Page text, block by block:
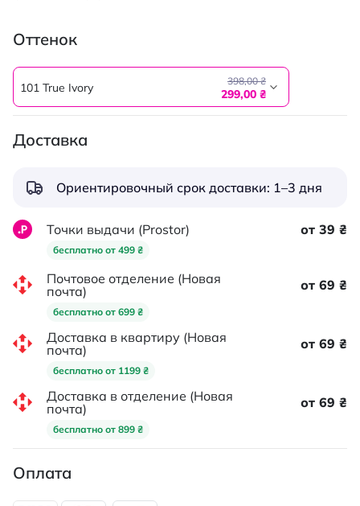
Оттенок
101 True Ivory 398,00 ₴
299,00 ₴
Доставка
Ориентировочный срок доставки: 1–3 дня
Точки выдачи (Prostor)
бесплатно от 499 ₴
от 39 ₴
Почтовое отделение (Новая
почта)
бесплатно от 699 ₴
от 69 ₴
Доставка в квартиру (Новая
почта)
бесплатно от 1199 ₴
от 69 ₴
Доставка в отделение (Новая
почта)
бесплатно от 899 ₴
от 69 ₴
Оплата